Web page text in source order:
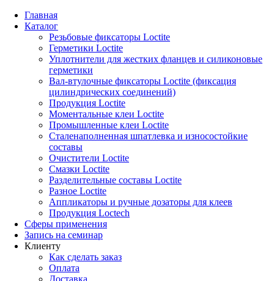
Главная
Каталог
Резьбовые фиксаторы Loctite
Герметики Loctite
Уплотнители для жестких фланцев и силиконовые
герметики
Вал-втулочные фиксаторы Loctite (фиксация
цилиндрических соединений)
Продукция Loctite
Моментальные клеи Loctite
Промышленные клеи Loctite
Сталенаполненная шпатлевка и износостойкие
составы
Очистители Loctite
Смазки Loctite
Разделительные составы Loctite
Разное Loctite
Аппликаторы и ручные дозаторы для клеев
Продукция Loctech
Сферы применения
Запись на семинар
Клиенту
Как сделать заказ
Оплата
Доставка